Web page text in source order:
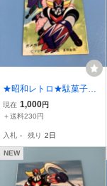
★昭和レトロ★駄菓子屋
★天田 第2弾 UFOロボ
グレンダイザー ミニカー
現在 1,000円
＋送料230円
入札 - 残り 2日
NEW